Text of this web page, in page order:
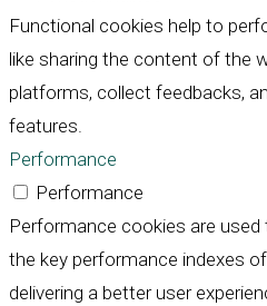
Functional cookies help to
like sharing the content of the
platforms, collect feedbacks,
features.
Performance
Performance
Performance cookies are
the key performance indexes
delivering a better user